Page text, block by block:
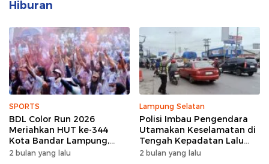
Hiburan
SPORTS
BDL Color Run 2026
Meriahkan HUT ke-344
Kota Bandar Lampung,
Wujud Semangat Sehat
2 bulan yang lalu
Lampung Selatan
Polisi Imbau Pengendara
Utamakan Keselamatan di
Tengah Kepadatan Lalu
Lintas Pagi Hari
2 bulan yang lalu